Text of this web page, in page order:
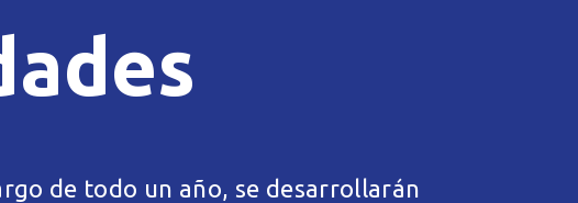
de todo un año, se desarrollarán